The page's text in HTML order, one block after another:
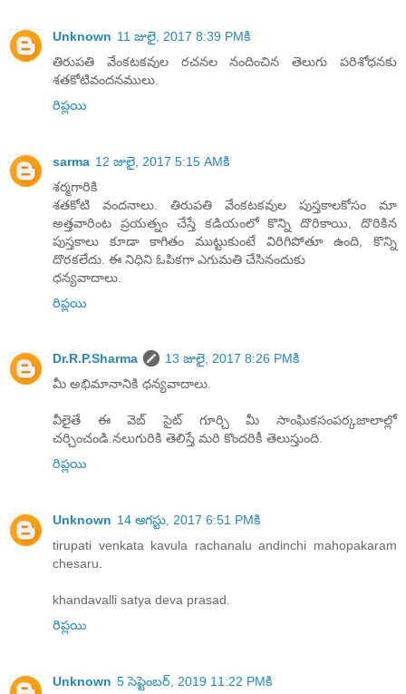
Unknown 11 జులై, 2017 8:39 PMకి
తిరుపతి వేంకటకవుల రచనల నందించిన తెలుగు పరిశోధనకు
శతకోటివందనములు.
రిప్లయి
sarma 12 జులై, 2017 5:15 AMకి
శర్మగారికి
శతకోటి వందనాలు. తిరుపతి వేంకటకవుల పుస్తకాలకోసం మా
అత్తవారింట ప్రయత్నం చేస్తే కడియంలో కొన్ని దొరికాయి, దొరికిన
పుస్తకాలు కూడా కాగితం ముట్టుకుంటే విరిగిపోతూ ఉంది, కొన్ని
దొరకలేదు. ఈ నిధిని ఓపికగా ఎగుమతి చేసినందుకు
ధన్యవాదాలు.
రిప్లయి
Dr.R.P.Sharma
13 జులై, 2017 8:26 PMకి
మీ అభిమానానికి ధన్యవాదాలు.
వీలైతే ఈ వెబ్ సైట్ గూర్చి మీ సాంఘికసంపర్కజాలాల్లో
చర్చించండి.నలుగురికి తెలిస్తే మరి కొందరికీ తెలుస్తుంది.
రిప్లయి
Unknown 14 ఆగస్టు, 2017 6:51 PMకి
tirupati venkata kavula rachanalu andinchi mahopakaram
chesaru.
khandavalli satya deva prasad.
రిప్లయి
Unknown 5 సెప్టెంబర్, 2019 11:22 PMకి